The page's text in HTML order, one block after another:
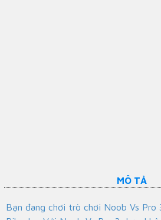
MÔ TẢ
Bạn đang chơi trò chơi Noob Vs